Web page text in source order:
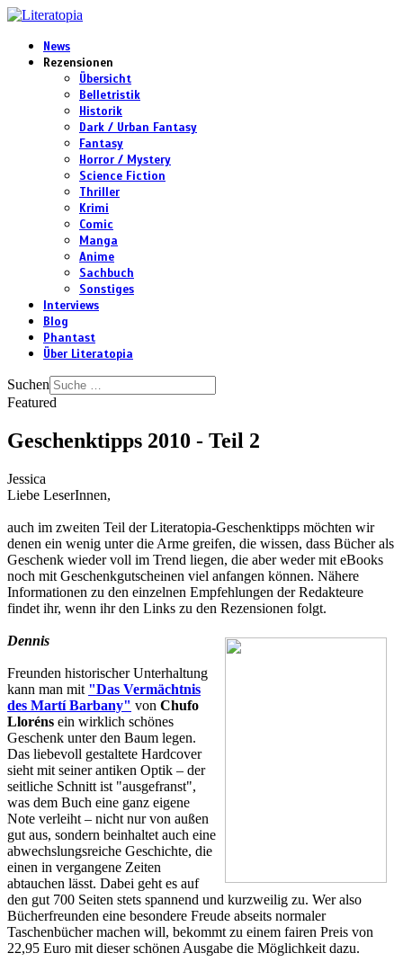
News
Rezensionen
Übersicht
Belletristik
Historik
Dark / Urban Fantasy
Fantasy
Horror / Mystery
Science Fiction
Thriller
Krimi
Comic
Manga
Anime
Sachbuch
Sonstiges
Interviews
Blog
Phantast
Über Literatopia
Suchen
Featured
Geschenktipps 2010 - Teil 2
Jessica
Liebe LeserInnen,
auch im zweiten Teil der Literatopia-Geschenktipps möchten wir
denen ein wenig unter die Arme greifen, die wissen, dass Bücher als
Geschenk wieder voll im Trend liegen, die aber weder mit eBooks
noch mit Geschenkgutscheinen viel anfangen können. Nähere
Informationen zu den einzelnen Empfehlungen der Redakteure
findet ihr, wenn ihr den Links zu den Rezensionen folgt.
Dennis
Freunden historischer Unterhaltung
kann man mit "Das Vermächtnis
des Martí Barbany" von Chufo
Lloréns ein wirklich schönes
Geschenk unter den Baum legen.
Das liebevoll gestaltete Hardcover
sieht mit seiner antiken Optik – der
seitliche Schnitt ist "ausgefranst",
was dem Buch eine ganz eigene
Note verleiht – nicht nur von außen
gut aus, sondern beinhaltet auch eine
abwechslungsreiche Geschichte, die
einen in vergangene Zeiten
abtauchen lässt. Dabei geht es auf
den gut 700 Seiten stets spannend und kurzweilig zu. Wer also
Bücherfreunden eine besondere Freude abseits normaler
Taschenbücher machen will, bekommt zu einem fairen Preis von
22,95 Euro mit dieser schönen Ausgabe die Möglichkeit dazu.